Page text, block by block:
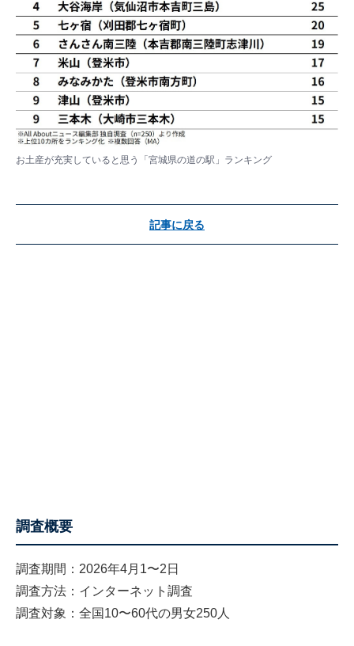
お土産が充実していると思う「宮城県の道の駅」ランキング
記事に戻る
調査概要
調査期間：2026年4月1〜2日
調査方法：インターネット調査
調査対象：全国10〜60代の男女250人